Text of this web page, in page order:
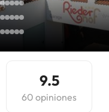
9.5
60 opiniones